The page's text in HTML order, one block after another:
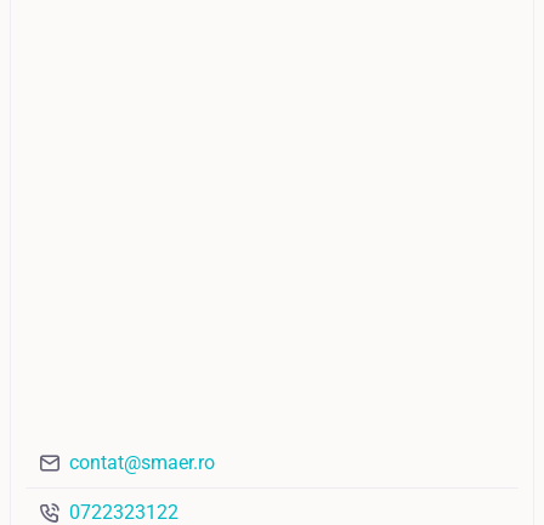
contat@smaer.ro
0722323122